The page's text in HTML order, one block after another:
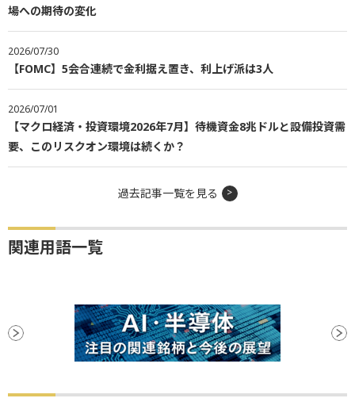
場への期待の変化
2026/07/30
【FOMC】5会合連続で金利据え置き、利上げ派は3人
2026/07/01
【マクロ経済・投資環境2026年7月】待機資金8兆ドルと設備投資需
要、このリスクオン環境は続くか？
過去記事一覧を見る
関連用語一覧